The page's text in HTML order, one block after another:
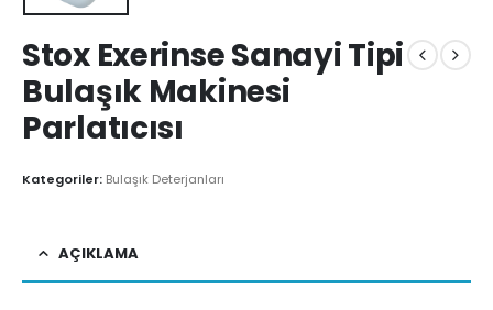
Stox Exerinse Sanayi Tipi
Bulaşık Makinesi
Parlatıcısı
Kategoriler: Bulaşık Deterjanları
AÇIKLAMA